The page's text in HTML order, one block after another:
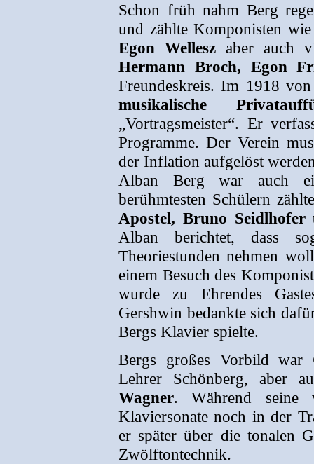
Schon früh nahm Berg
und zählte Komponisten
Egon Wellesz aber auch
Hermann Broch, Egon
Freundeskreis. Im 1918
musikalische
„Vortragsmeister“. Er
Programme. Der Verein
der Inflation aufgelöst
Alban Berg war auch
berühmtesten Schülern
Apostel, Bruno
Alban berichtet, dass
Theoriestunden nehmen
einem Besuch des
wurde zu Ehrendes
Gershwin bedankte sich
Bergs Klavier spielte.
Bergs großes Vorbild war
Lehrer Schönberg, aber
Wagner. Während seine
Klaviersonate noch in der
er später über die tonalen
Zwölftontechnik.